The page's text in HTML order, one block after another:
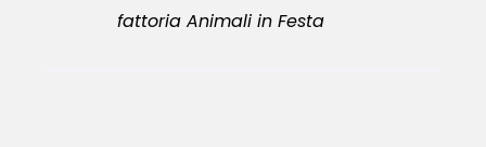
fattoria Animali in Festa